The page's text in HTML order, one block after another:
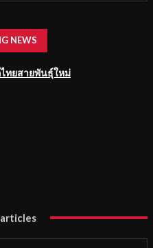
NEWS
ทยสายพันธุ์ใหม่